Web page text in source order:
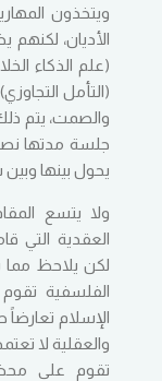
ويتخذون
الأديان، لكنهم
(علم الذكاء
(التأمل
جلسة مدتها
يحول بينها وبين
ولا يتسع
لكن يلاحظ مما
الفلسفية
الإسلام تعارضاً
والعقلية لا
تقوم على